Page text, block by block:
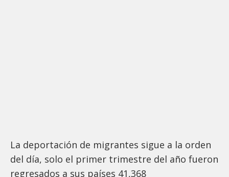
La deportación de migrantes sigue a la orden
del día, solo el primer trimestre del año fueron
regresados a sus países 41,368